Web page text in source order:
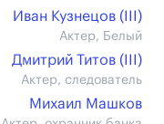
Иван Кузнецов (III)
Актер, Белый
Дмитрий Титов (III)
Актер, следователь
Михаил Машков